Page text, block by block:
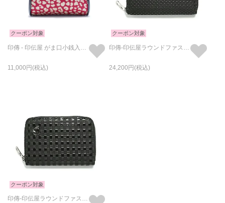
クーポン対象
印傳 - 印伝屋 がま口小銭入れ/コインケース RED×WHITE レオパード柄
11,000
クーポン対象
印傳-印伝屋ラウンドファスナー三つ折り財布ドット柄/小銭入れ・ミニ財布
24,200
クーポン対象
印傳-印伝屋ラウンドファスナー三つ折り財布チェック柄/小銭入れ・ミニ財布